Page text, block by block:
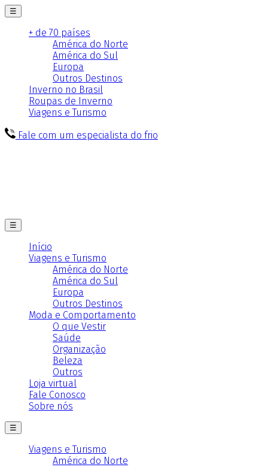
☰
+ de 70 países
América do Norte
América do Sul
Europa
Outros Destinos
Inverno no Brasil
Roupas de Inverno
Viagens e Turismo
Fale com um especialista do frio
☰
Início
Viagens e Turismo
América do Norte
América do Sul
Europa
Outros Destinos
Moda e Comportamento
O que Vestir
Saúde
Organização
Beleza
Outros
Loja virtual
Fale Conosco
Sobre nós
☰
Viagens e Turismo
América do Norte